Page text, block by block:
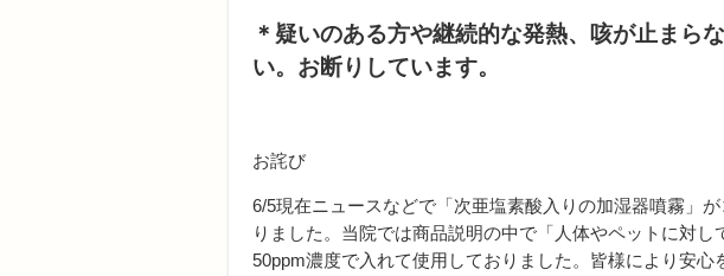
＊疑いのある方や継続的な発熱、咳が止まら
い。お断りしています。
お詫び
6/5現在ニュースなどで「次亜塩素酸入りの加湿器噴霧」
りました。当院では商品説明の中で「人体やペットに対
50ppm濃度で入れて使用しておりました。皆様により安